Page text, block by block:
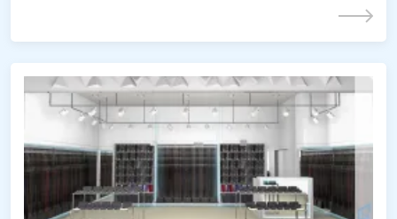
Подробнее
Проект магазина «RUBEL»
ТРЦ «СБС Мегамолл», г. Краснодар